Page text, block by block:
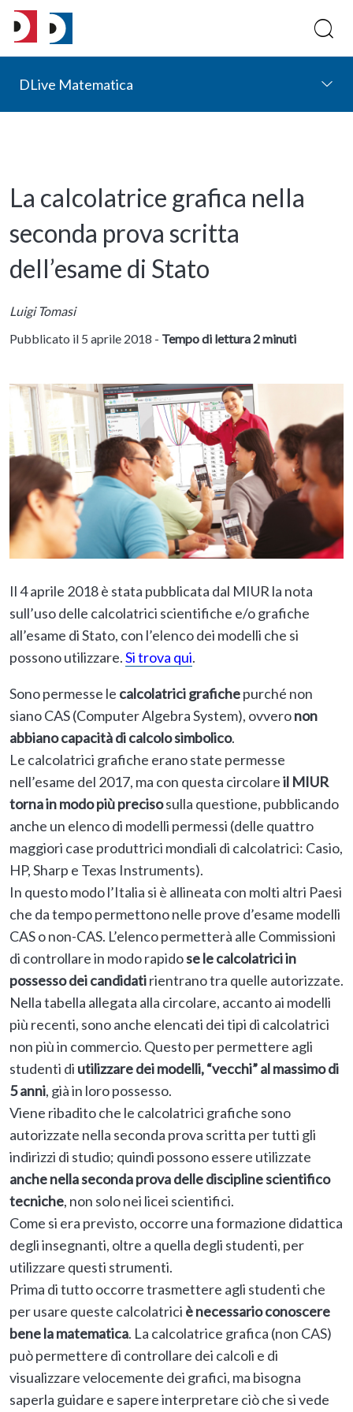
DLive Matematica
La calcolatrice grafica nella
seconda prova scritta
dell’esame di Stato
Luigi Tomasi
Pubblicato il 5 aprile 2018 - Tempo di lettura 2 minuti
Il 4 aprile 2018 è stata pubblicata dal MIUR la nota
sull’uso delle calcolatrici scientifiche e/o grafiche
all’esame di Stato, con l’elenco dei modelli che si
possono utilizzare.Si trova qui.
Sono permesse le calcolatrici grafichepurché non
siano CAS (Computer Algebra System), ovveronon
abbiano capacità di calcolo simbolico.
Le calcolatrici grafiche erano state permesse
nell’esame del 2017, ma con questa circolareil MIUR
torna in modo più precisosulla questione, pubblicando
anche un elenco di modelli permessi (delle quattro
maggiori case produttrici mondiali di calcolatrici: Casio,
HP, Sharp e Texas Instruments).
In questo modo l’Italia si è allineata con molti altri Paesi
che da tempo permettono nelle prove d’esame modelli
CAS o non-CAS. L’elenco permetterà alle Commissioni
di controllare in modo rapidose le calcolatrici in
possesso dei candidatirientrano tra quelle autorizzate.
Nella tabella allegata alla circolare, accanto ai modelli
più recenti, sono anche elencati dei tipi di calcolatrici
non più in commercio. Questo per permettere agli
studenti di utilizzare dei modelli, “vecchi” al massimo di
5 anni, già in loro possesso.
Viene ribadito che le calcolatrici grafiche sono
autorizzate nella seconda prova scritta per tutti gli
indirizzi di studio; quindi possono essere utilizzate
anche nella seconda prova delle discipline scientifico
tecniche, non solo nei licei scientifici.
Come si era previsto, occorre una formazione didattica
degli insegnanti, oltre a quella degli studenti, per
utilizzare questi strumenti.
Prima di tutto occorre trasmettere agli studenti che
per usare queste calcolatrici è necessario conoscere
bene la matematica. La calcolatrice grafica (non CAS)
può permettere di controllare dei calcoli e di
visualizzare velocemente dei grafici, ma bisogna
saperla guidare e sapere interpretare ciò che si vede